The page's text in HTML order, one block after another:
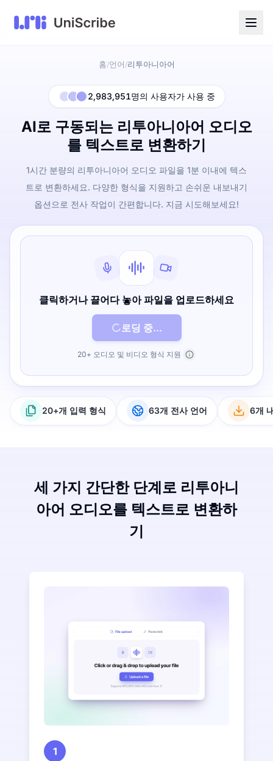
홈/언어 /리투아니아어
2,983,951명의 사용자가 사용 중
AI로 구동되는 리투아니아어 오디오
를 텍스트로 변환하기
1시간 분량의 리투아니아어 오디오 파일을 1분 이내에 텍스
트로 변환하세요. 다양한 형식을 지원하고 손쉬운 내보내기
옵션으로 전사 작업이 간편합니다. 지금 시도해보세요!
클릭하거나 끌어다 놓아 파일을 업로드하세요
로딩 중...
20+ 오디오 및 비디오 형식 지원
20+개 입력 형식 63개 전사 언어 6개
세 가지 간단한 단계로 리투아니
아어 오디오를 텍스트로 변환하
기
1